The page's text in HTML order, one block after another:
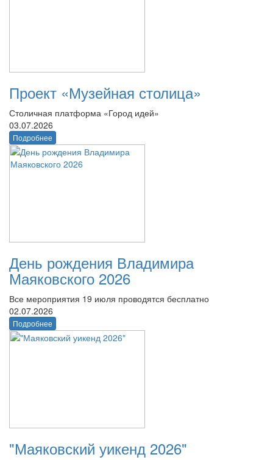
Проект «Музейная столица»
Столичная платформа «Город идей»
03.07.2026
Подробнее
День рождения Владимира
Маяковского 2026
Все мероприятия 19 июля проводятся бесплатно
02.07.2026
Подробнее
"Маяковский уикенд 2026"